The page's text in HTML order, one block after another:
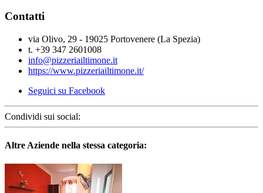
Contatti
via Olivo, 29 - 19025 Portovenere (La Spezia)
t. +39 347 2601008
info@pizzeriailtimone.it
https://www.pizzeriailtimone.it/
Seguici su Facebook
Condividi sui social:
Altre Aziende nella stessa categoria: